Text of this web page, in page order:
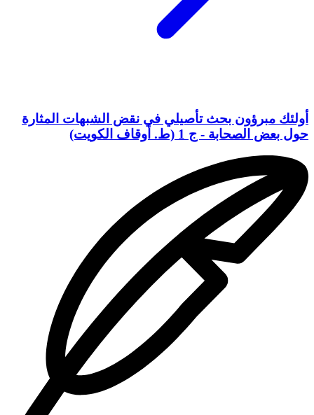
أولئك مبرؤون بحث تأصيلي في نقض الشبهات المثارة
حول بعض الصحابة - ج 1 (ط. أوقاف الكويت)